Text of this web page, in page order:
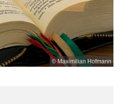
© Maximilian Hofmann